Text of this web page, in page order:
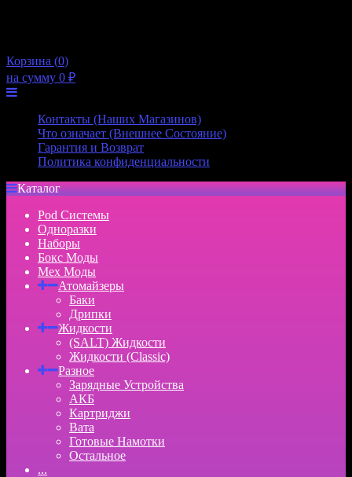
Корзина (0)
на сумму 0 ₽
Контакты (Наших Магазинов)
Что означает (Внешнее Состояние)
Гарантия и Возврат
Политика конфиденциальности
Каталог
Pod Системы
Одноразки
Наборы
Бокс Моды
Мех Моды
Атомайзеры
Баки
Дрипки
Жидкости
(SALT) Жидкости
Жидкости (Classic)
Разное
Зарядные Устройства
АКБ
Картриджи
Вата
Готовые Намотки
Остальное
...